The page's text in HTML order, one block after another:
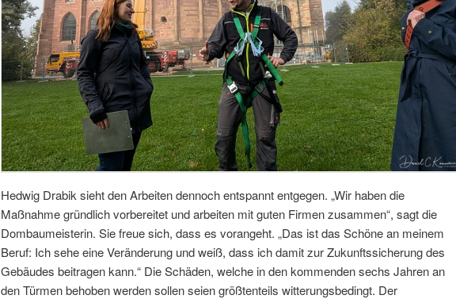
Hedwig Drabik sieht den Arbeiten dennoch entspannt entgegen. „Wir haben die
Maßnahme gründlich vorbereitet und arbeiten mit guten Firmen zusammen“, sagt die
Dombaumeisterin. Sie freue sich, dass es vorangeht. „Das ist das Schöne an meinem
Beruf: Ich sehe eine Veränderung und weiß, dass ich damit zur Zukunftssicherung des
Gebäudes beitragen kann.“ Die Schäden, welche in den kommenden sechs Jahren an
den Türmen behoben werden sollen seien größtenteils witterungsbedingt. Der